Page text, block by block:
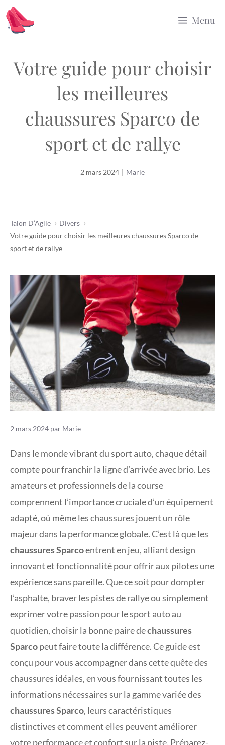
Aller
au
Menu
Votre guide pour choisir
les meilleures
chaussures Sparco de
sport et de rallye
2 mars 2024 | Marie
Talon D’Agile
Divers
Votre guide pour choisir les meilleures chaussures Sparco de
sport et de rallye
2 mars 2024 par Marie
Dans le monde vibrant du sport auto, chaque détail
compte pour franchir la ligne d’arrivée avec brio. Les
amateurs et professionnels de la course
comprennent l’importance cruciale d’un équipement
adapté, où même les chaussures jouent un rôle
majeur dans la performance globale. C’est là que les
chaussures Sparcoentrent en jeu, alliant design
innovant et fonctionnalité pour offrir aux pilotes une
expérience sans pareille. Que ce soit pour dompter
l’asphalte, braver les pistes de rallye ou simplement
exprimer votre passion pour le sport auto au
quotidien, choisir la bonne paire dechaussures
Sparcopeut faire toute la différence. Ce guide est
conçu pour vous accompagner dans cette quête des
chaussures idéales, en vous fournissant toutes les
informations nécessaires sur la gamme variée des
chaussures Sparco, leurs caractéristiques
distinctives et comment elles peuvent améliorer
votre performance et confort sur la piste. Préparez-